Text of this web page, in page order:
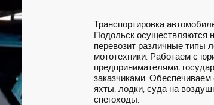
Транспортировка
Подольск осуществляются
перевозит различные типы
мототехники. Работаем с
предпринимателями,
заказчиками. Обеспечиваем
яхты, лодки, суда на
снегоходы.